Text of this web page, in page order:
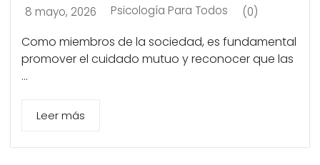
8 mayo, 2026 Psicología Para Todos (0)
Como miembros de la sociedad, es fundamental
promover el cuidado mutuo y reconocer que las
...
Leer más